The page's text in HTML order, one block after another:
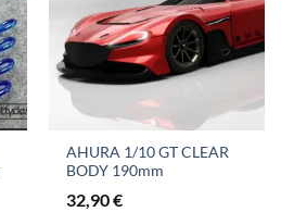
AHURA 1/10 GT CLEAR
BODY 190mm
32,90€